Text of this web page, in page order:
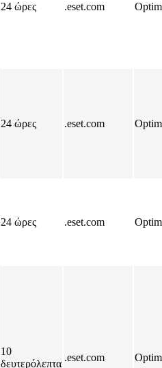
24 ώρες .eset.com
24 ώρες .eset.com
24 ώρες .eset.com
10
δευτερόλεπτα
.eset.com